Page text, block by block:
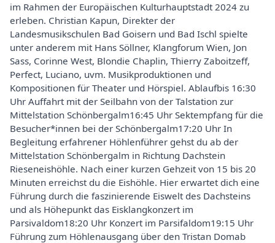
im Rahmen der Europäischen Kulturhauptstadt 2024 zu
erleben. Christian Kapun, Direkter der
Landesmusikschulen Bad Goisern und Bad Ischl spielte
unter anderem mit Hans Söllner, Klangforum Wien, Jon
Sass, Corinne West, Blondie Chaplin, Thierry Zaboitzeff,
Perfect, Luciano, uvm. Musikproduktionen und
Kompositionen für Theater und Hörspiel. Ablaufbis 16:30
Uhr Auffahrt mit der Seilbahn von der Talstation zur
Mittelstation Schönbergalm16:45 Uhr Sektempfang für die
Besucher*innen bei der Schönbergalm17:20 Uhr In
Begleitung erfahrener Höhlenführer gehst du ab der
Mittelstation Schönbergalm in Richtung Dachstein
Rieseneishöhle. Nach einer kurzen Gehzeit von 15 bis 20
Minuten erreichst du die Eishöhle. Hier erwartet dich eine
Führung durch die faszinierende Eiswelt des Dachsteins
und als Höhepunkt das Eisklangkonzert im
Parsivaldom18:20 Uhr Konzert im Parsifaldom19:15 Uhr
Führung zum Höhlenausgang über den Tristan Domab